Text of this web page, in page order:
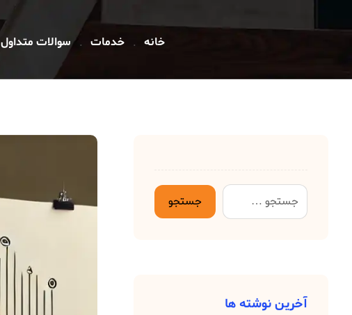
خانه خدمات سوالات متداول
آخرین نوشته ها